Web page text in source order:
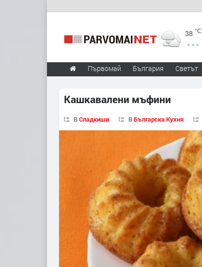
38 °C
Първомай България Светът
Кашкавалени мъфини
ВСладкиши ВБългарска Кухня